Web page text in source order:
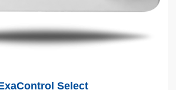
Select